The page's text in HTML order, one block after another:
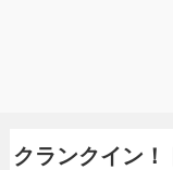
クランクイン